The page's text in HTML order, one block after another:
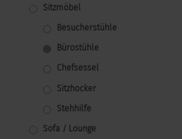
Sitzmöbel
Besucherstühle
Bürostühle
Chefsessel
Sitzhocker
Stehhilfe
Sofa / Lounge